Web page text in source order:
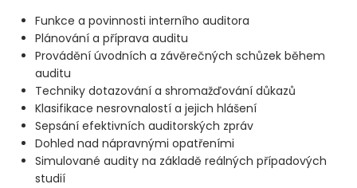
Funkce a povinnosti interního auditora
Plánování a příprava auditu
Provádění úvodních a závěrečných schůzek během
auditu
Techniky dotazování a shromažďování důkazů
Klasifikace nesrovnalostí a jejich hlášení
Sepsání efektivních auditorských zpráv
Dohled nad nápravnými opatřeními
Simulované audity na základě reálných případových
studií